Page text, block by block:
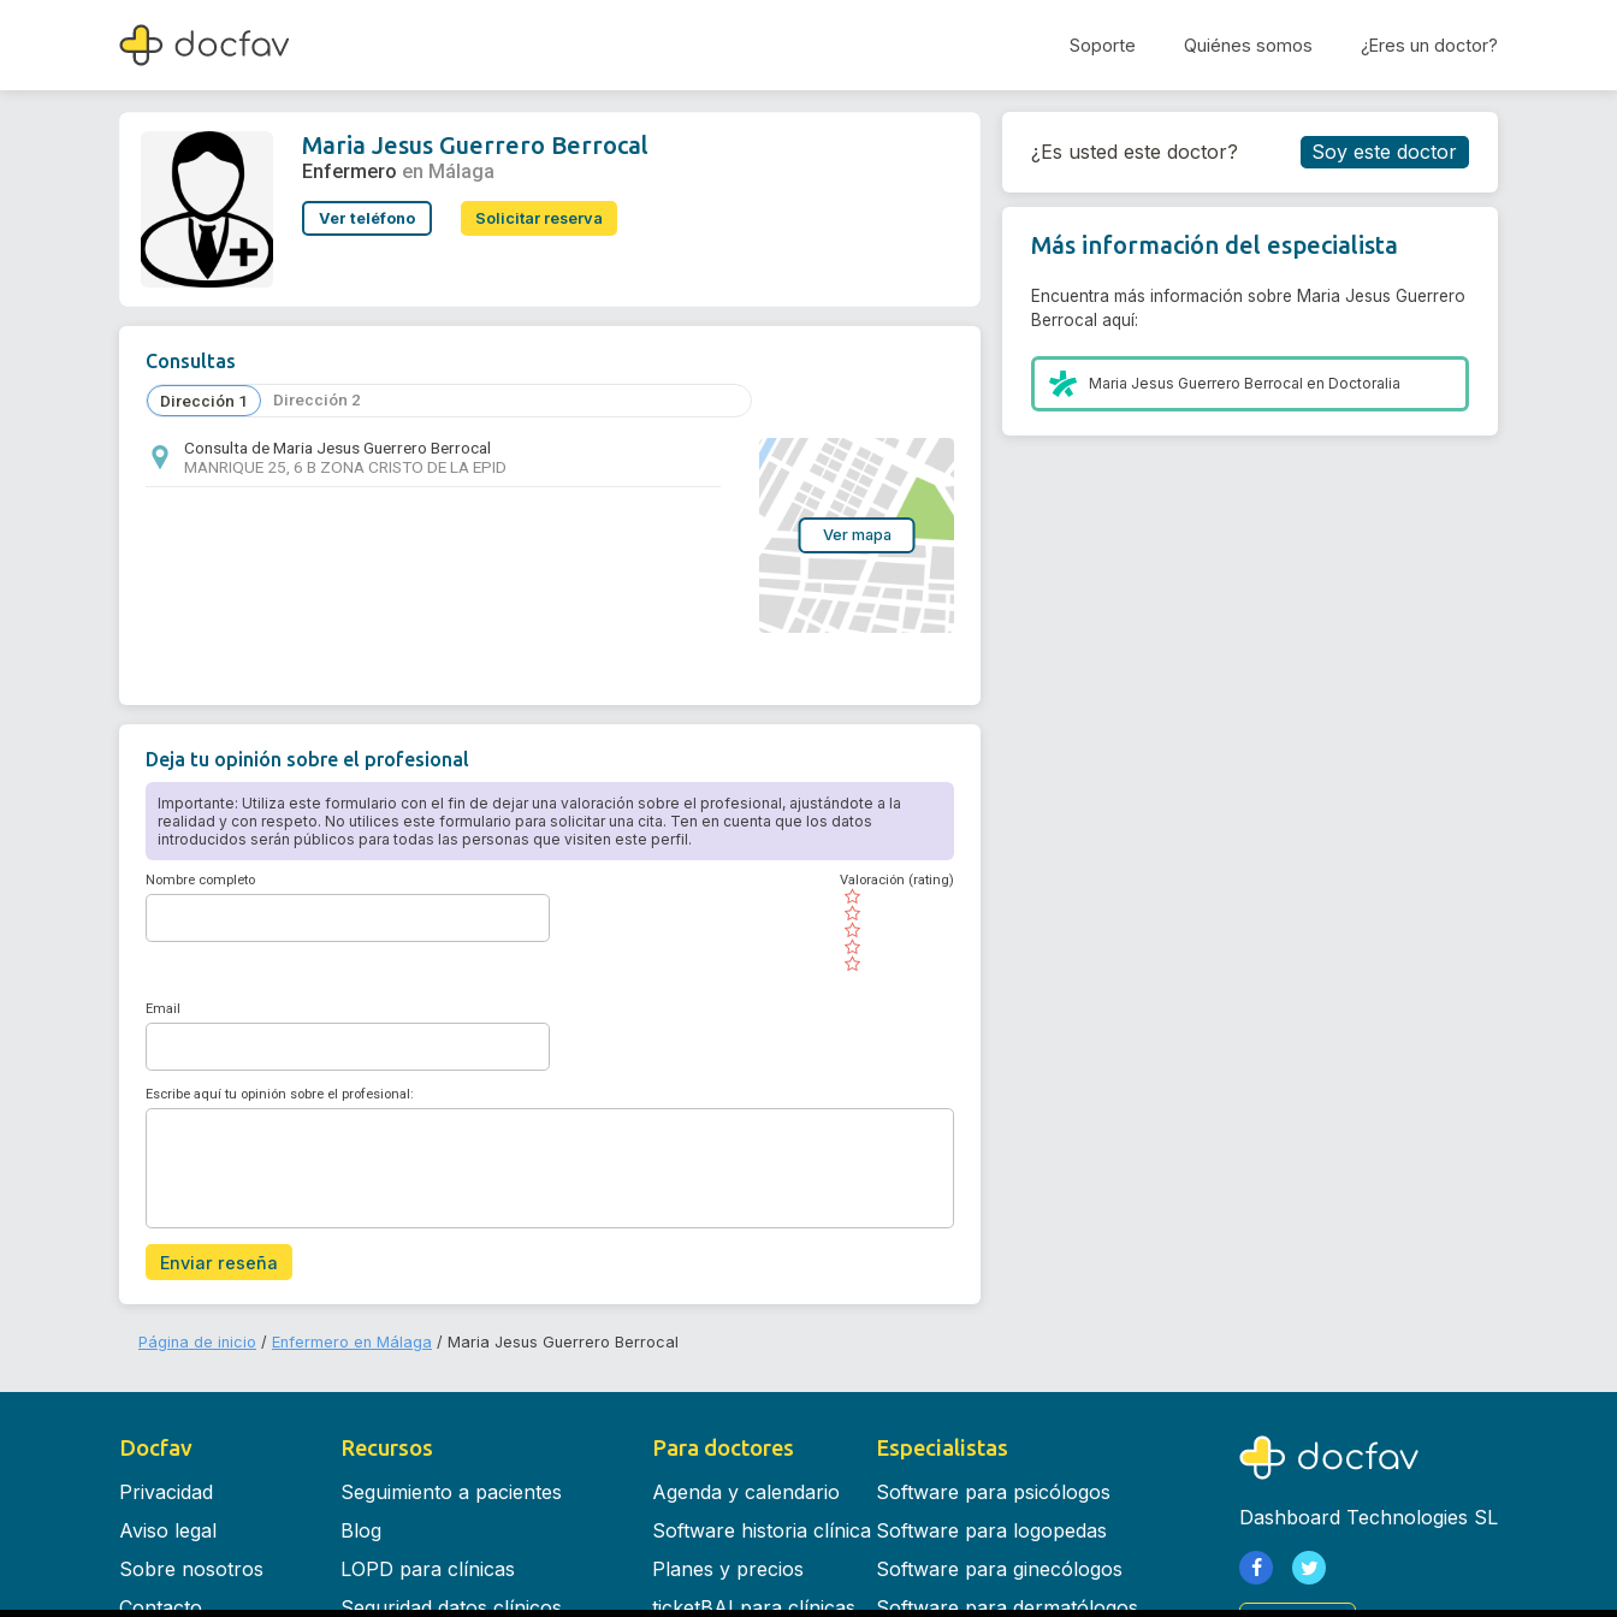
Soporte Quiénes somos ¿Eres un doctor?
Maria Jesus Guerrero Berrocal
Enfermero
Reservar cita
Maria Jesus Guerrero Berrocal
Enfermero en Málaga
Ver teléfono Solicitar reserva
Consultas
Dirección 1 Dirección 2
Consulta de Maria Jesus Guerrero Berrocal
MANRIQUE 25, 6 B ZONA CRISTO DE LA EPID
Ver mapa
Deja tu opinión sobre el profesional
Importante: Utiliza este formulario con el fin de dejar una valoración sobre el profesional, ajustándote a la
realidad y con respeto. No utilices este formulario para solicitar una cita. Ten en cuenta que los datos
introducidos serán públicos para todas las personas que visiten este perfil.
Nombre completo
( )
( )
( )
( )
( )
Valoración (rating)
Email
Escribe aquí tu opinión sobre el profesional:
Enviar reseña
¿Es usted este doctor? Soy este doctor
Más información del especialista
Encuentra más información sobre Maria Jesus Guerrero
Berrocal aquí:
Maria Jesus Guerrero Berrocal enDoctoralia
Página de inicio Enfermero en Málaga Maria Jesus Guerrero Berrocal
Docfav
Privacidad
Aviso legal
Sobre nosotros
Contacto
Recursos
Seguimiento a pacientes
Blog
LOPD para clínicas
Seguridad datos clínicos
Para doctores
Agenda y calendario
Software historia clínica
Planes y precios
ticketBAI para clínicas
Especialistas
Software para psicólogos
Software para logopedas
Software para ginecólogos
Software para dermatólogos
Dashboard Technologies SL